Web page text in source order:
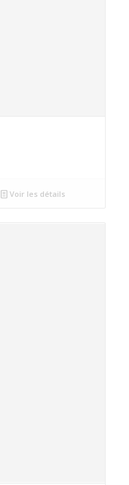
Voir les détails